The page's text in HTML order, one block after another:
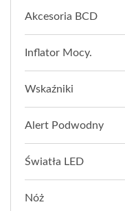
Akcesoria BCD
Inflator Mocy.
Wskaźniki
Alert Podwodny
Światła LED
Nóż